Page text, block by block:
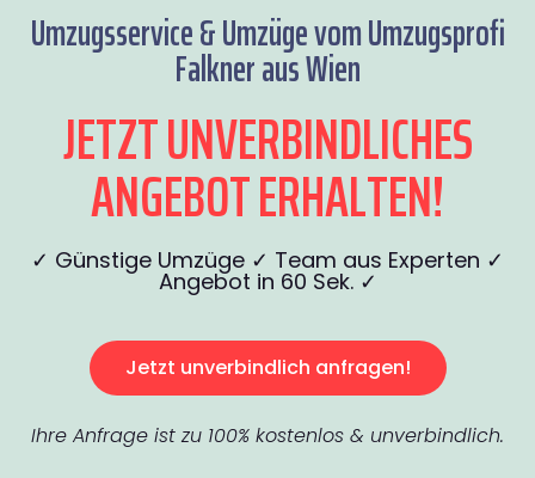
Umzugsservice & Umzüge vom Umzugsprofi
Falkner aus Wien
JETZT UNVERBINDLICHES
ANGEBOT ERHALTEN!
✓ Günstige Umzüge ✓ Team aus Experten ✓
Angebot in 60 Sek. ✓
Jetzt unverbindlich anfragen!
Ihre Anfrage ist zu 100% kostenlos & unverbindlich.